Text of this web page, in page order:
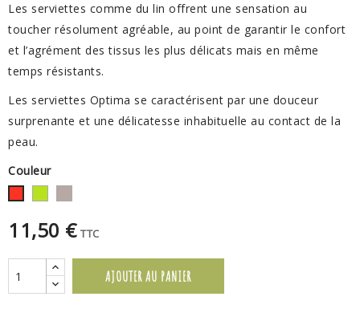
Les serviettes comme du lin offrent une sensation au
toucher résolument agréable, au point de garantir le confort
et l’agrément des tissus les plus délicats mais en même
temps résistants.
Les serviettes Optima se caractérisent par une douceur
surprenante et une délicatesse inhabituelle au contact de la
peau.
Couleur
Rouge
11,50 € TTC
AJOUTER AU PANIER